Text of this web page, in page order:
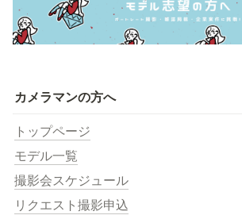
カメラマンの方へ
トップページ
モデル一覧
撮影会スケジュール
リクエスト撮影申込